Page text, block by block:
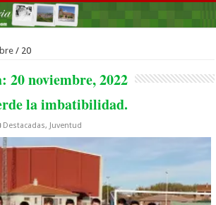
/ 20
20 noviembre, 2022
la imbatibilidad.
Destacadas, Juventud